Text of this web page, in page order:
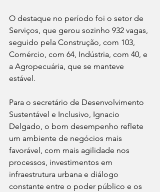
O destaque no período foi o setor de
Serviços, que gerou sozinho 932 vagas,
seguido pela Construção, com 103,
Comércio, com 64, Indústria, com 40, e
a Agropecuária, que se manteve
estável.
Para o secretário de Desenvolvimento
Sustentável e Inclusivo, Ignacio
Delgado, o bom desempenho reflete
um ambiente de negócios mais
favorável, com mais agilidade nos
processos, investimentos em
infraestrutura urbana e diálogo
constante entre o poder público e os